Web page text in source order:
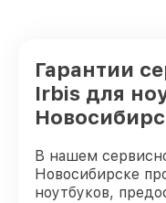
Замена корпуса
Ремонт видеокарты
Гарантии
Irbis для
В нашем
Новосибирске
ноутбуков,